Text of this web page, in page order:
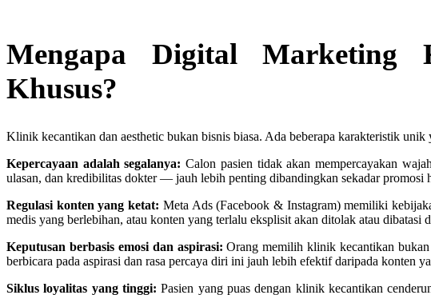
Mengapa Digital Marketing
Khusus?
Klinik kecantikan dan aesthetic bukan bisnis biasa. Ada beberapa karakteristik
Kepercayaan adalah segalanya: Calon pasien tidak akan mempercayakan
ulasan, dan kredibilitas dokter — jauh lebih penting dibandingkan sekadar promosi
Regulasi konten yang ketat: Meta Ads (Facebook & Instagram) memiliki
medis yang berlebihan, atau konten yang terlalu eksplisit akan ditolak atau dibatasi
Keputusan berbasis emosi dan aspirasi: Orang memilih klinik kecantikan bukan
berbicara pada aspirasi dan rasa percaya diri ini jauh lebih efektif daripada konten
Siklus loyalitas yang tinggi: Pasien yang puas dengan klinik kecantikan